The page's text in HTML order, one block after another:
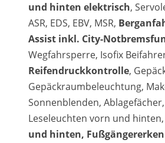
und hinten elektrisch,
ASR, EDS, EBV, MSR,
Assist inkl. City-
Wegfahrsperre, Isofix
Reifendruckkontrolle,
Gepäckraumbeleuchtung,
Sonnenblenden,
Leseleuchten vorn und hinten,
und hinten,